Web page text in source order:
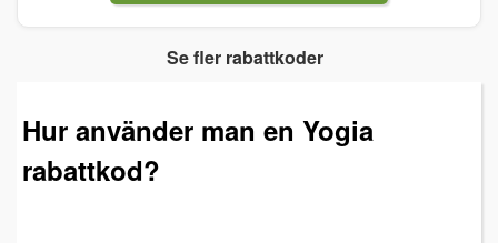
Se fler rabattkoder
Hur använder man en Yogia
rabattkod?